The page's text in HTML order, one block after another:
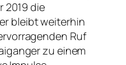
2019 die
bleibt weiterhin
Ruf
zu einem